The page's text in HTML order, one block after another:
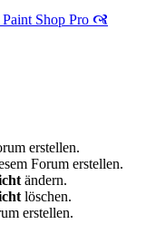
Shop Pro 🙧
erstellen.
Forum erstellen.
ändern.
löschen.
erstellen.